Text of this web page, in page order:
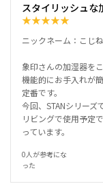
スタイリッシュな
★★★★★
ニックネーム：こじ
象印さんの加湿器を
機能的にお手入れが
定番です。
今回、STANシリーズ
リビングで使用予定
っています。
0人が参考にな
った